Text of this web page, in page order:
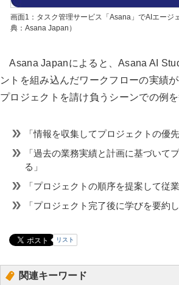
画面1：タスク管理サービス「Asana」でAIエージ
典：Asana Japan）
Asana Japanによると、Asana AI
ントを組み込んだワークフローの実績
プロジェクトを請け負うシーンでの例を
「情報を収集してプロジェクトの優
「過去の業務実績と計画に基づいて
る」
「プロジェクトの順序を提案して従
「プロジェクト完了後に学びを要約
リスト
関連キーワード